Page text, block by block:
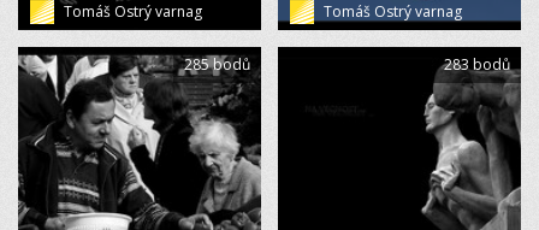
Tomáš Ostrý varnag Tomáš Ostrý varnag
285 bodů 283 bodů